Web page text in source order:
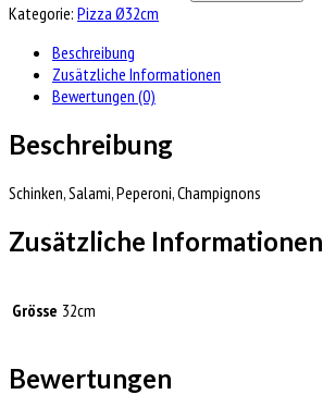
Kategorie: Pizza Ø32cm
Beschreibung
Zusätzliche Informationen
Bewertungen (0)
Beschreibung
Schinken, Salami, Peperoni, Champignons
Zusätzliche Informationen
Grösse 32cm
Bewertungen